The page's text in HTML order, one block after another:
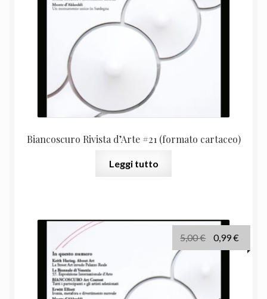
Biancoscuro Rivista d’Arte #21 (formato cartaceo)
Leggi tutto
5,00€
prezzo
5,00 €.
0,99€